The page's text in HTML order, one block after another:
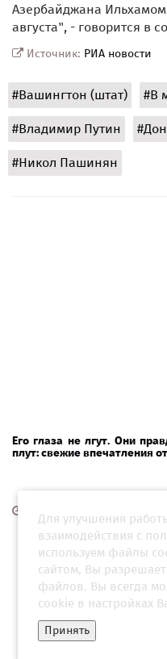
Азербайджана
августа", - говорится в
Источник: РИА новости
#Вашингтон (штат) #В
#Владимир Путин
#Никол Пашинян
Его глаза не лгут. Они
плут: свежие впечатления
Для улучшения
взаимодействия с
используем файлы
сайтом, Вы
файлов. Вы всегда
cookie в настройках
Принять